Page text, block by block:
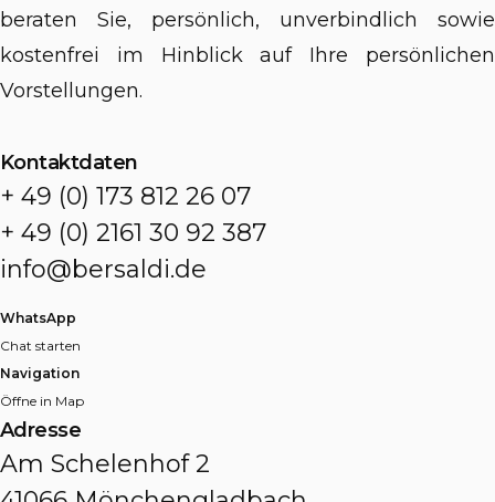
beraten Sie, persönlich, unverbindlich sowie
kostenfrei im Hinblick auf Ihre persönlichen
Vorstellungen.
Kontaktdaten
+ 49 (0) 173 812 26 07
+ 49 (0) 2161 30 92 387
info@bersaldi.de
WhatsApp
Chat starten
Navigation
Öffne in Map
Adresse
Am Schelenhof 2